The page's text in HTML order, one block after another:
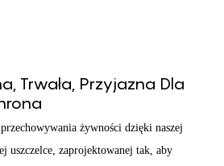
Trwała, Przyjazna Dla
żywności dzięki naszej
uszczelce, zaprojektowanej tak, aby